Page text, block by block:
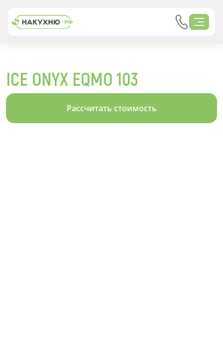
ICE ONYX EQMO 103
Рассчитать стоимость